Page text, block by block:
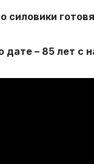
силовики
дате – 85 лет с